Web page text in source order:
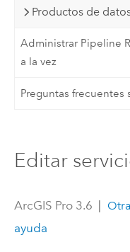
Productos de
Administrar Pipeline
a la vez
Preguntas
Editar
ArcGIS Pro 3.6
ayuda